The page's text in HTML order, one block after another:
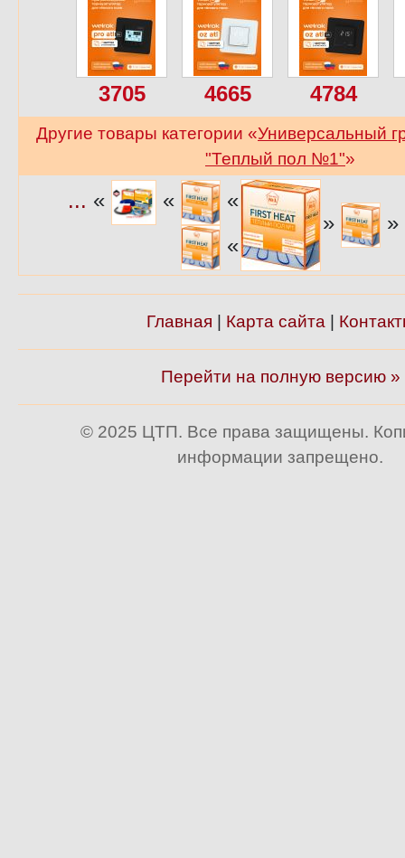
3705 4665 4784
Другие товары категории «Универсальный
"Теплый пол №1"»
... « «
«
«
» »
Главная Карта сайта
Перейти на полную версию »
© 2025 ЦТП. Все права защищены.
информации запрещено.